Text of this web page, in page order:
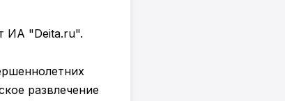
ИА "Deita.ru".
развлечение